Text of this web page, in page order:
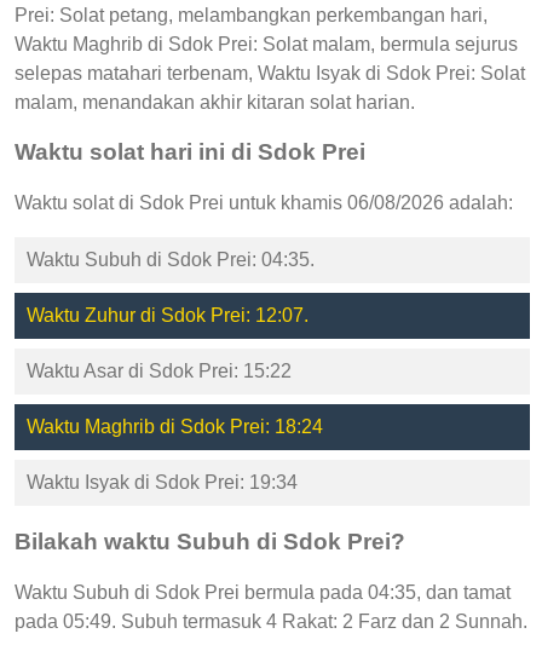
Prei: Solat petang, melambangkan perkembangan hari,
Waktu Maghrib di Sdok Prei: Solat malam, bermula sejurus
selepas matahari terbenam, Waktu Isyak di Sdok Prei: Solat
malam, menandakan akhir kitaran solat harian.
Waktu solat hari ini di Sdok Prei
Waktu solat di Sdok Prei untuk khamis 06/08/2026 adalah:
Waktu Subuh di Sdok Prei: 04:35.
Waktu Zuhur di Sdok Prei: 12:07.
Waktu Asar di Sdok Prei: 15:22
Waktu Maghrib di Sdok Prei: 18:24
Waktu Isyak di Sdok Prei: 19:34
Bilakah waktu Subuh di Sdok Prei?
Waktu Subuh di Sdok Prei bermula pada 04:35, dan tamat
pada 05:49. Subuh termasuk 4 Rakat: 2 Farz dan 2 Sunnah.